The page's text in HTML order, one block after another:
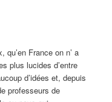
France on n’ a
plus lucides d’entre
d’idées et, depuis
professeurs de